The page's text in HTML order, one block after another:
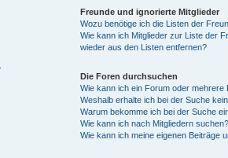
Freunde und ignorierte Mitglieder
Wozu benötige ich die Listen der
Wie kann ich Mitglieder zur Liste der
wieder aus den Listen entfernen?
Die Foren durchsuchen
Wie kann ich ein Forum oder
Weshalb erhalte ich bei der Suche
Warum bekomme ich bei der Suche
Wie kann ich nach Mitgliedern suchen?
Wie kann ich meine eigenen Beiträge